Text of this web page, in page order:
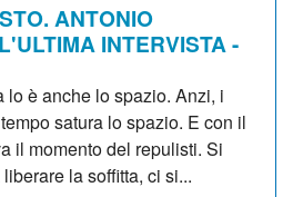
ANTONIO
INTERVISTA -
lo è anche lo spazio. Anzi, i
satura lo spazio. E con il
il momento del repulisti. Si
la soffitta, ci si...